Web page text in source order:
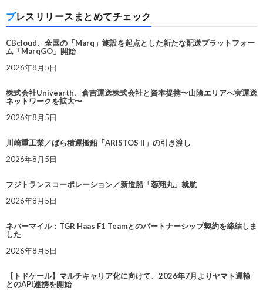
プレスリリースまとめてチェック
CBcloud、全国の「Marq」施設を起点とした新たな配送プラットフォー
ム「MarqGO」開始
2026年8月5日
株式会社Univearth、倉吉運送株式会社と資本提携〜山陰エリアへ実運送
ネットワークを拡大〜
2026年8月5日
川崎重工業／ばら積運搬船「ARISTOS II」の引き渡し
2026年8月5日
フジトランスコーポレーション／新造船「蓉翔丸」就航
2026年8月5日
ネバーマイル：TGR Haas F1 Teamとのパートナーシップ契約を締結しま
した
2026年8月5日
【トドケール】マルチキャリア化に向けて、2026年7月よりヤマト運輸
とのAPI連携を開始